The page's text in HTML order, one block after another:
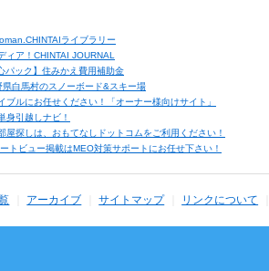
ライブラリー
ィア！CHINTAI JOURNAL
パック】住みかえ費用補助金
白馬村のスノーボード&スキー場
ルにお任せください！「オーナー様向けサイト」
身引越しナビ！
屋探しは、おもてなしドットコムをご利用ください！
トビュー掲載はMEO対策サポートにお任せ下さい！
アーカイブ サイトマップ リンクについて